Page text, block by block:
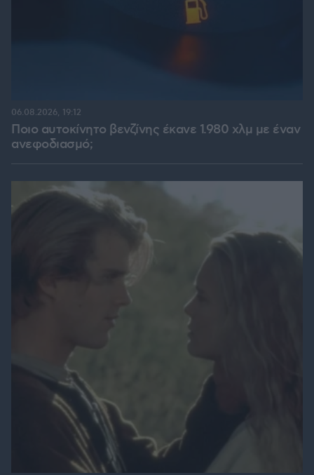
Ποιο αυτοκίνητο βενζίνης έκανε 1.980 χλμ με έναν
ανεφοδιασμό;
06.08.2026, 19:12